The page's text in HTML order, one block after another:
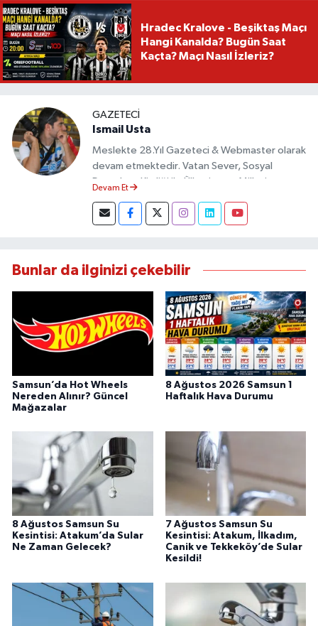
Hradec Kralove - Beşiktaş Maçı
Hangi Kanalda? Bugün Saat
Kaçta? Maçı Nasıl İzleriz?
GAZETECI
Ismail Usta
Meslekte 28.Yıl Gazeteci & Webmaster olarak
devam etmektedir. Vatan Sever, Sosyal
Demokrat Kimliği ile Ülkesine ve Milletine
almıştır.
Devam Et
Bunlar da ilginizi çekebilir
Samsun’da Hot Wheels
Nereden Alınır? Güncel
Mağazalar
8 Ağustos 2026 Samsun 1
Haftalık Hava Durumu
8 Ağustos Samsun Su
Kesintisi: Atakum’da Sular
Ne Zaman Gelecek?
7 Ağustos Samsun Su
Kesintisi: Atakum, İlkadım,
Canik ve Tekkeköy’de Sular
Kesildi!